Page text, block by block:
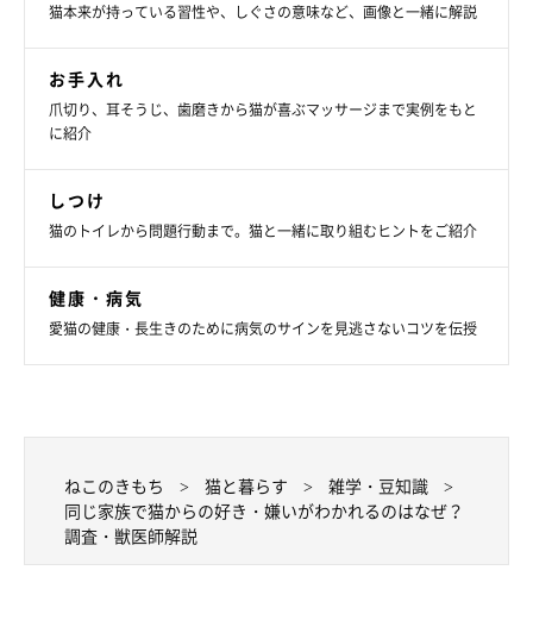
ねこのきもち投稿写真ギャラリー
今回のアンケート結果から、多くの飼い主さんが「同じ家族で
も、愛猫からの好き・嫌いがわかれる」と感じていることがわか
りましたが、なぜ同じ家族のなかで、猫からの好き・嫌いがわか
れるのでしょうか。ねこのきもち獣医師相談室の岡本りさ先生に
お話を伺いました。
――同じ家族でも、猫からの好き・嫌いがわかれる背景には、ど
「猫から“好き”と思われている人は、一緒に過ごした時間が長く
猫がその人に慣れている、お世話をしてくれる、猫のペースに合
わせて対応している、相性がいいなどの理由が考えられます。反
猫本来が持っている習性や、しぐさの意味など、画像と一緒に解説
お手入れ
爪切り、耳そうじ、歯磨きから猫が喜ぶマッサージまで実例をもと
に紹介
しつけ
猫のトイレから問題行動まで。猫と一緒に取り組むヒントをご紹介
健康・病気
愛猫の健康・長生きのために病気のサインを見逃さないコツを伝授
ねこのきもち 猫と暮らす
雑学・豆知識
同じ家族で猫からの好き・嫌いがわかれるのはなぜ？
調査・獣医師解説